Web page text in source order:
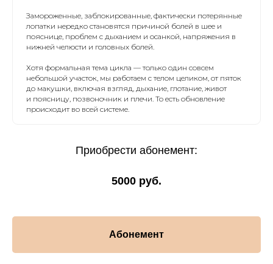
Замороженные, заблокированные, фактически потерянные
лопатки нередко становятся причиной болей в шее и
пояснице, проблем с дыханием и осанкой, напряжения в
нижней челюсти и головных болей.
Хотя формальная тема цикла — только один совсем
небольшой участок, мы работаем с телом целиком, от пяток
до макушки, включая взгляд, дыхание, глотание, живот
и поясницу, позвоночник и плечи. То есть обновление
происходит во всей системе.
Приобрести абонемент:
5000 руб.
Абонемент